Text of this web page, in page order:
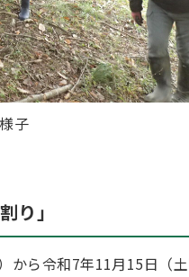
子
り」
ら令和7年11月15日（土